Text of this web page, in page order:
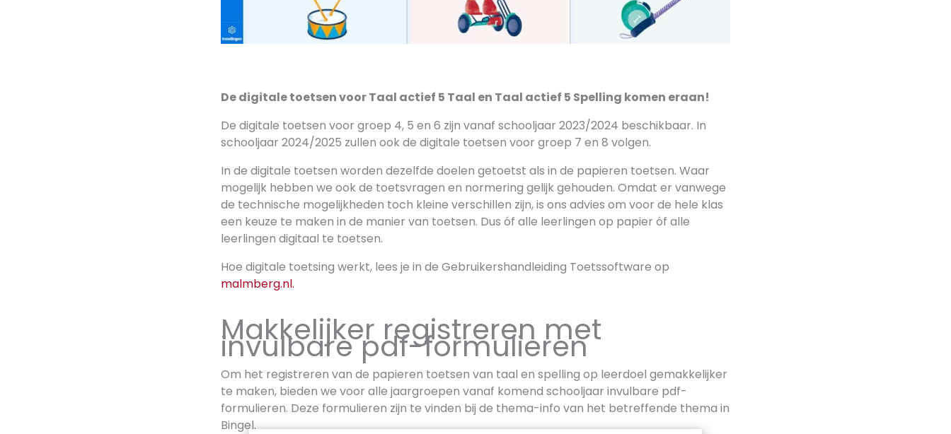
De digitale toetsen voor Taal actief 5 Taal en Taal actief 5 Spelling komen eraan!
De digitale toetsen voor groep 4, 5 en 6 zijn vanaf schooljaar 2023/2024 beschikbaar. In
schooljaar 2024/2025 zullen ook de digitale toetsen voor groep 7 en 8 volgen.
In de digitale toetsen worden dezelfde doelen getoetst als in de papieren toetsen. Waar
mogelijk hebben we ook de toetsvragen en normering gelijk gehouden. Omdat er vanwege
de technische mogelijkheden toch kleine verschillen zijn, is ons advies om voor de hele klas
een keuze te maken in de manier van toetsen. Dus óf alle leerlingen op papier óf alle
leerlingen digitaal te toetsen.
Hoe digitale toetsing werkt, lees je in de Gebruikershandleiding Toetssoftware op
malmberg.nl.
Makkelijker registreren met
invulbare pdf-formulieren
Om het registreren van de papieren toetsen van taal en spelling op leerdoel gemakkelijker
te maken, bieden we voor alle jaargroepen vanaf komend schooljaar invulbare pdf-
formulieren. Deze formulieren zijn te vinden bij de thema-info van het betreffende thema in
Bingel.